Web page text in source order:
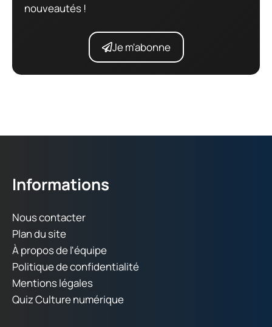
nouveautés !
Je m'abonne
Informations
Nous contacter
Plan du site
À propos de l'équipe
Politique de confidentialité
Mentions légales
Quiz Culture numérique